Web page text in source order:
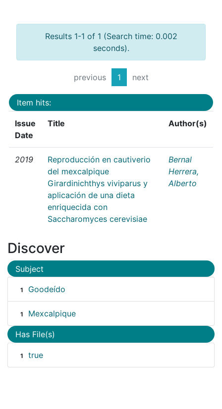
Results 1-1 of 1 (Search time: 0.002
seconds).
previous 1 next
Item hits:
Issue
Date
Title Author(s)
2019
Reproducción en cautiverio
del mexcalpique
Girardinichthys viviparus y
aplicación de una dieta
enriquecida con
Saccharomyces cerevisiae
Bernal
Herrera,
Alberto
Discover
Subject
1 Goodeído
1 Mexcalpique
Has File(s)
1 true